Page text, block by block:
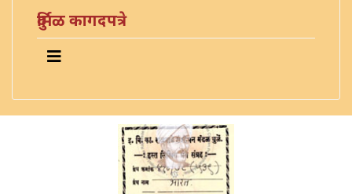
दुर्मिळ कागदपत्रे